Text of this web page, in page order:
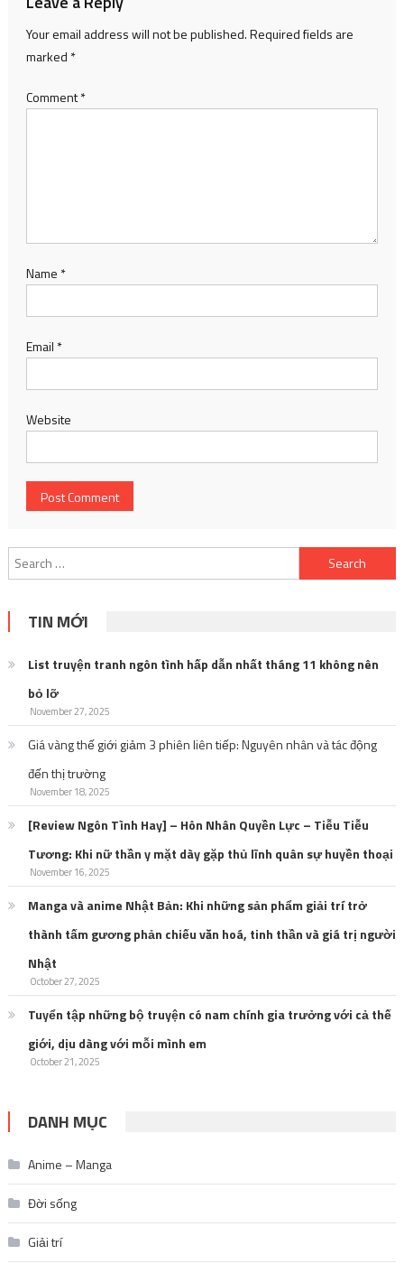
Your email address will not be published.Required fields are
marked *
Comment*
Name *
Email *
Website
Search
for:
TIN MỚI
List truyện tranh ngôn tình hấp dẫn nhất tháng 11 không nên
bỏ lỡ
November 27, 2025
Giá vàng thế giới giảm 3 phiên liên tiếp: Nguyên nhân và tác động
đến thị trường
November 18, 2025
[Review Ngôn Tình Hay] – Hôn Nhân Quyền Lực – Tiễu Tiễu
Tương: Khi nữ thần y mặt dày gặp thủ lĩnh quân sự huyền thoại
November 16, 2025
Manga và anime Nhật Bản: Khi những sản phẩm giải trí trở
thành tấm gương phản chiếu văn hoá, tinh thần và giá trị người
Nhật
October 27, 2025
Tuyển tập những bộ truyện có nam chính gia trưởng với cả thế
giới, dịu dàng với mỗi mình em
October 21, 2025
DANH MỤC
Anime – Manga
Đời sống
Giải trí